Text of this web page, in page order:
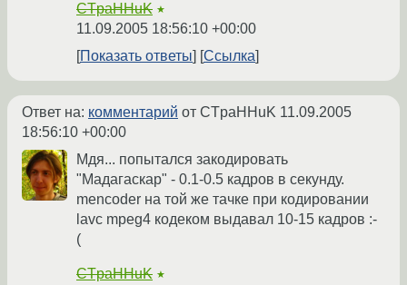
CTpaHHuK ★
11.09.2005 18:56:10 +00:00
Показать ответы
Ссылка
Ответ на: комментарий от CTpaHHuK 11.09.2005
18:56:10 +00:00
Мдя... попытался закодировать
"Мадагаскар" - 0.1-0.5 кадров в секунду.
mencoder на той же тачке при кодировании
lavc mpeg4 кодеком выдавал 10-15 кадров :-
(
CTpaHHuK ★